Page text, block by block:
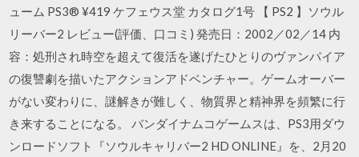
ューム PS3® ¥419 ケフェウス堂 カタログ1号 【 PS2 】ソウル
リーバー2 レビュー(評価、口コミ) 発売日：2002／02／14 内
容：処刑され時空を超えて復活を遂げたひとりのヴァンパイア
の復讐劇を描いたアクションアドベンチャー。ゲームオーバー
がない変わりに、謎解きが難しく、物質界と精神界を頻繁に行
き来することになる。 バンダイナムコゲームスは、PS3用ダウ
ンロードソフト『ソウルキャリバー2 HD ONLINE』を、2月20